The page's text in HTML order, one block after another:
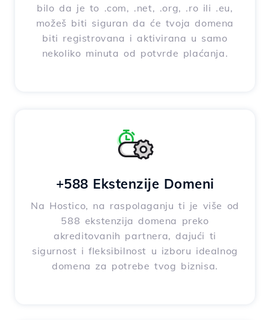
bilo da je to .com, .net, .org, .ro ili .eu,
možeš biti siguran da će tvoja domena
biti registrovana i aktivirana u samo
nekoliko minuta od potvrde plaćanja.
+588 Ekstenzije Domeni
Na Hostico, na raspolaganju ti je više od
588 ekstenzija domena preko
akreditovanih partnera, dajući ti
sigurnost i fleksibilnost u izboru idealnog
domena za potrebe tvog biznisa.